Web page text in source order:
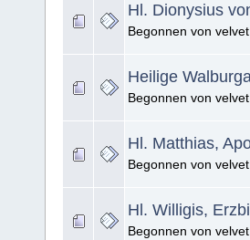
Hl. Dionysius
Begonnen von velvet
Heilige
Begonnen von velvet
Hl. Matthias,
Begonnen von velvet
Hl. Willigis,
Begonnen von velvet